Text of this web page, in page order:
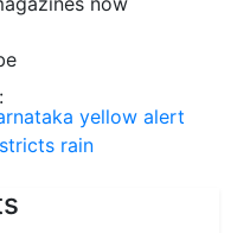
yellow alert
rain